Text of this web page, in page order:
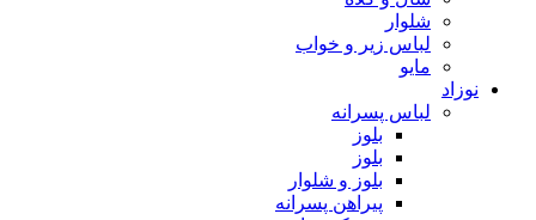
شلوار
لباس زیر و خواب
مایو
نوزاد
لباس پسرانه
بلوز
بلوز
بلوز و شلوار
پیراهن پسرانه